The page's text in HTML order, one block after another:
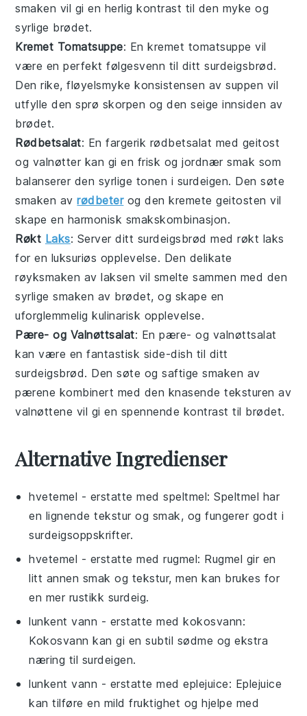
smaken vil gi en herlig kontrast til den myke og
syrlige brødet.
Kremet Tomatsuppe: Enkremet tomatsuppe vil
være en perfekt følgesvenn til dittsurdeigsbrød.
Den rike, fløyelsmyke konsistensen av suppen vil
utfylle den sprø skorpen og den seige innsiden av
brødet.
Rødbetsalat: En fargerik rødbetsalat med geitost
og valnøtter kan gi en frisk og jordnær smak som
balanserer den syrlige tonen i surdeigen. Den søte
smaken avrødbeterog den kremete geitosten vil
skape en harmonisk smakskombinasjon.
Røkt Laks: Server ditt surdeigsbrød medrøkt laks
for en luksuriøs opplevelse. Den delikate
røyksmaken av laksen vil smelte sammen med den
syrlige smaken av brødet, og skape en
uforglemmelig kulinarisk opplevelse.
Pære- og Valnøttsalat: Enpære- og valnøttsalat
kan være en fantastisk side-dish til ditt
surdeigsbrød. Den søte og saftige smaken av
pærene kombinert med den knasende teksturen av
valnøttene vil gi en spennende kontrast til brødet.
Alternative Ingredienser
hvetemel - erstatte medspeltmel: Speltmel har
en lignende tekstur og smak, og fungerer godt i
surdeigsoppskrifter.
hvetemel - erstatte medrugmel: Rugmel gir en
litt annen smak og tekstur, men kan brukes for
en mer rustikk surdeig.
lunkent vann - erstatte medkokosvann:
Kokosvann kan gi en subtil sødme og ekstra
næring til surdeigen.
lunkent vann - erstatte medeplejuice: Eplejuice
kan tilføre en mild fruktighet og hjelpe med